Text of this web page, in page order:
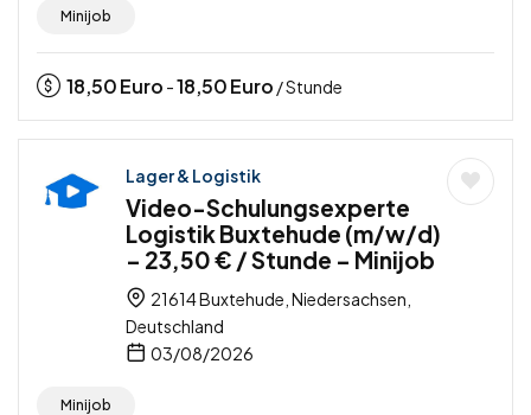
Minijob
18,50Euro -18,50Euro / Stunde
Lager & Logistik
Video-Schulungsexperte
Logistik Buxtehude (m/w/d)
– 23,50 € / Stunde – Minijob
21614 Buxtehude, Niedersachsen,
Deutschland
03/08/2026
Minijob